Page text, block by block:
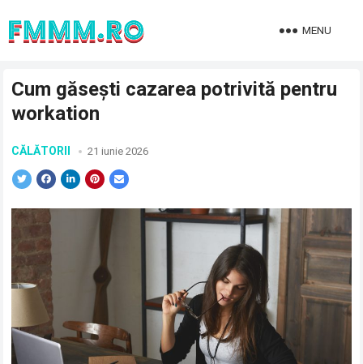
MENU
Cum găsești cazarea potrivită pentru
workation
CĂLĂTORII 21 iunie 2026